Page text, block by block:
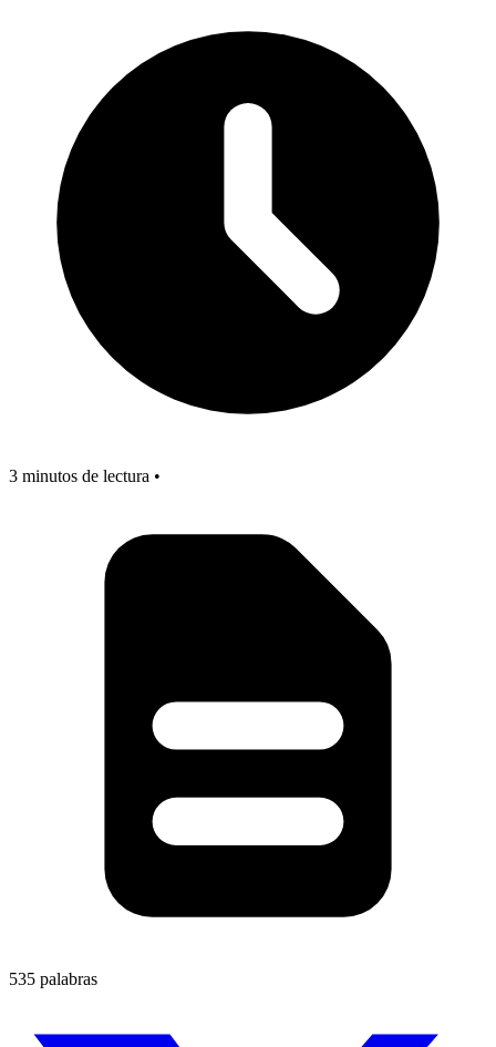
3 minutos de lectura •
535 palabras